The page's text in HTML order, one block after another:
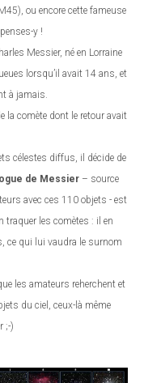
ou encore cette fameuse
y !
Messier, né en Lorraine
lorsqu’il avait 14 ans, et
à jamais.
la comète dont le retour avait
célestes diffus, il décide de
de Messier – source
avec ces 110 objets - est
traquer les comètes : il en
ce qui lui vaudra le surnom
les amateurs reherchent et
du ciel, ceux-là même
;-)